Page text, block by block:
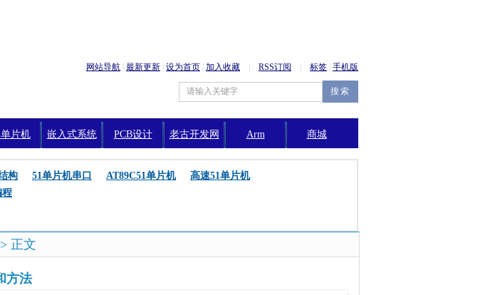
网站导航 最新更新 设为首页 加入收藏 RSS订阅 标签 手机版
片机 嵌入式系统 PCB设计 老古开发网 Arm 商城
构 51单片机串口 AT89C51单片机
高速51单片机
程
> 正文
方法